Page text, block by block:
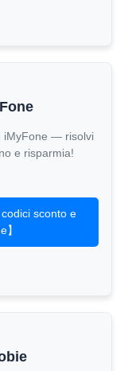
iMyFone — risolvi
e risparmia!
sconto e